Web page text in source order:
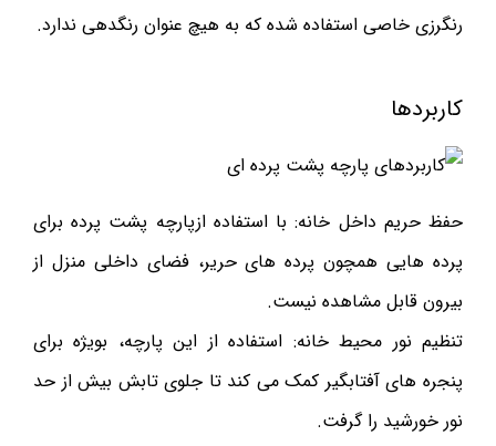
رنگرزی خاصی استفاده شده که به هیچ عنوان رنگدهی ندارد.
کاربردها
حفظ حریم داخل خانه: با استفاده ازپارچه پشت پرده برای
پرده هایی همچون پرده های حریر، فضای داخلی منزل از
بیرون قابل مشاهده نیست.
تنظیم نور محیط خانه: استفاده از این پارچه، بویژه برای
پنجره های آفتابگیر کمک می‌ کند تا جلوی تابش بیش از حد
نور خورشید را گرفت.